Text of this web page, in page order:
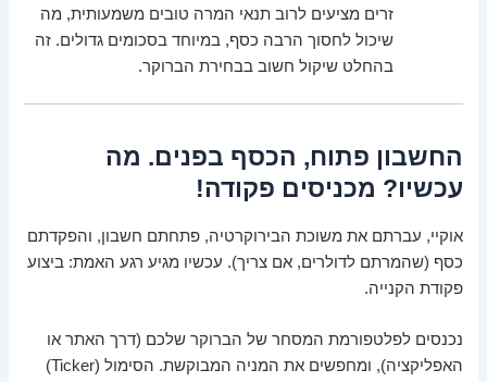
זרים מציעים לרוב תנאי המרה טובים משמעותית, מה
שיכול לחסוך הרבה כסף, במיוחד בסכומים גדולים. זה
בהחלט שיקול חשוב בבחירת הברוקר.
החשבון פתוח, הכסף בפנים. מה
עכשיו? מכניסים פקודה!
אוקיי, עברתם את משוכת הבירוקרטיה, פתחתם חשבון, והפקדתם
כסף (שהמרתם לדולרים, אם צריך). עכשיו מגיע רגע האמת: ביצוע
פקודת הקנייה.
נכנסים לפלטפורמת המסחר של הברוקר שלכם (דרך האתר או
האפליקציה), ומחפשים את המניה המבוקשת. הסימול (Ticker)